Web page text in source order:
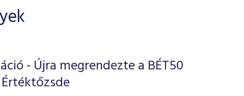
- Újra megrendezte a BÉT50